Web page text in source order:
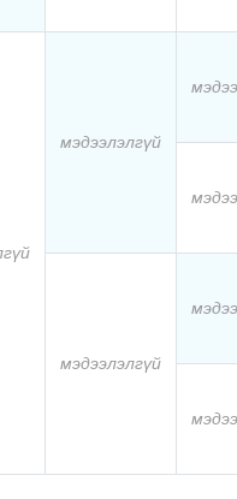
мэдээлэлгүй
мэдээлэлгүй